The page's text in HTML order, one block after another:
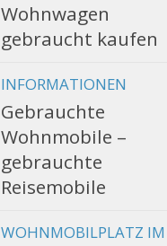
Wohnwagen
gebraucht kaufen
INFORMATIONEN
Gebrauchte
Wohnmobile –
gebrauchte
Reisemobile
WOHNMOBILPLATZ IM